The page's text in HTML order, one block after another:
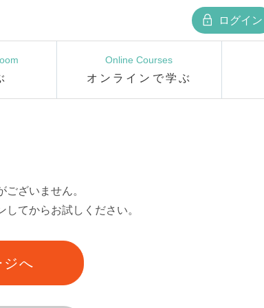
ログイン
Online Courses
オンラインで学ぶ
ございません。
てからお試しください。
ジへ